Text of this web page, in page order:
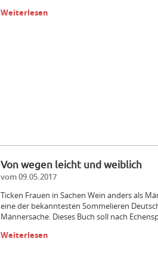
Weiterlesen
Von wegen leicht und weiblich
vom 09.05.2017
Ticken Frauen in Sachen Wein anders als
eine der bekanntesten Sommelieren
Männersache. Dieses Buch soll nach
Weiterlesen